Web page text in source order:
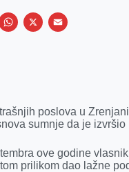
W
A
p
X
poslova u
sumnje da je
ove godine
prilikom dao lažne